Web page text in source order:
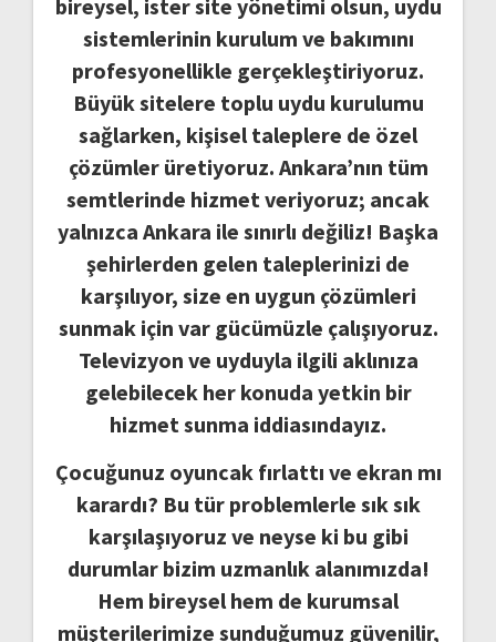
bireysel, ister site yönetimi olsun, uydu
sistemlerinin kurulum ve bakımını
profesyonellikle gerçekleştiriyoruz.
Büyük sitelere toplu uydu kurulumu
sağlarken, kişisel taleplere de özel
çözümler üretiyoruz. Ankara’nın tüm
semtlerinde hizmet veriyoruz; ancak
yalnızca Ankara ile sınırlı değiliz! Başka
şehirlerden gelen taleplerinizi de
karşılıyor, size en uygun çözümleri
sunmak için var gücümüzle çalışıyoruz.
Televizyon ve uyduyla ilgili aklınıza
gelebilecek her konuda yetkin bir
hizmet sunma iddiasındayız.
Çocuğunuz oyuncak fırlattı ve ekran mı
karardı? Bu tür problemlerle sık sık
karşılaşıyoruz ve neyse ki bu gibi
durumlar bizim uzmanlık alanımızda!
Hem bireysel hem de kurumsal
müşterilerimize sunduğumuz güvenilir,